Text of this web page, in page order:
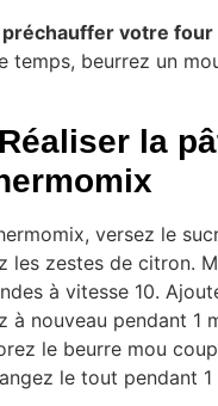
préchauffer votre four
temps, beurrez un
la
versez le
les zestes de citron.
à vitesse 10.
nouveau pendant 1
le beurre mou
le tout pendant 1